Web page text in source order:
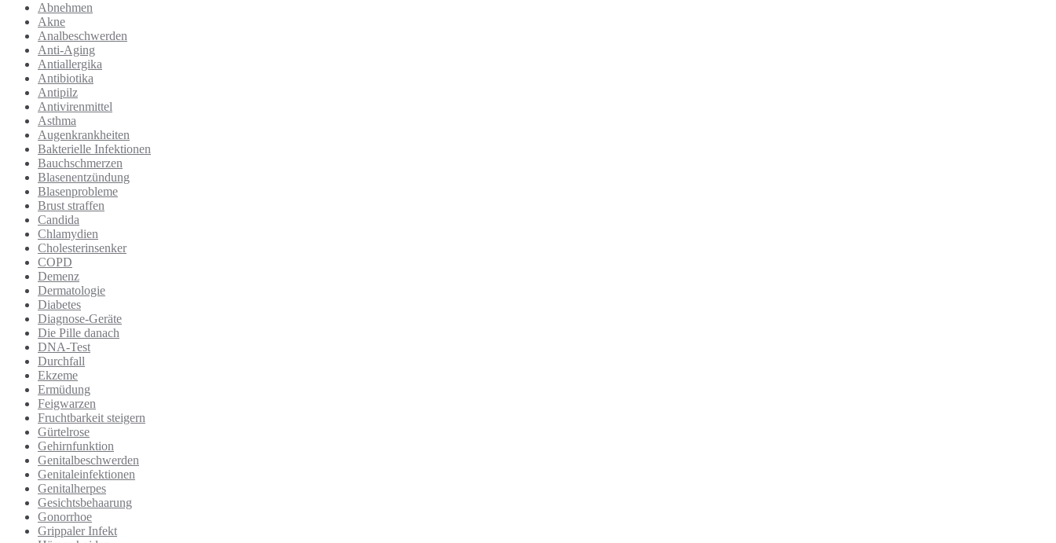
Abnehmen
Akne
Analbeschwerden
Anti-Aging
Antiallergika
Antibiotika
Antipilz
Antivirenmittel
Asthma
Augenkrankheiten
Bakterielle Infektionen
Bauchschmerzen
Blasenentzündung
Blasenprobleme
Brust straffen
Candida
Chlamydien
Cholesterinsenker
COPD
Demenz
Dermatologie
Diabetes
Diagnose-Geräte
Die Pille danach
DNA-Test
Durchfall
Ekzeme
Ermüdung
Feigwarzen
Fruchtbarkeit steigern
Gürtelrose
Gehirnfunktion
Genitalbeschwerden
Genitaleinfektionen
Genitalherpes
Gesichtsbehaarung
Gonorrhoe
Grippaler Infekt